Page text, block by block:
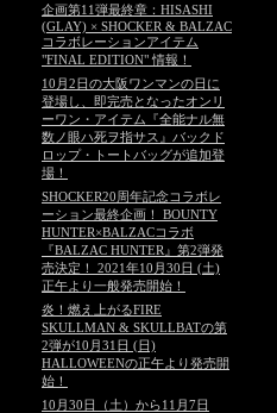
企画第11弾最終章：HISASHI
(GLAY) × SHOCKER & BALZAC
コラボレーションアイテム
"FINAL EDITION" 情報！
10月2日の大阪ワンマンの日に
登場し、即完売となったオンリ
ーワン・アイテム『全能ナル無
数ノ眼ハ死ヲ指サス』バックド
ロップ・トートバッグが追加登
場！
SHOCKER20周年記念コラボレ
ーション最終企画！ BOUNTY
HUNTER×BALZACコラボ
『BALZAC HUNTER』第2弾発
売決定！ 2021年10月30日 (土)
正午より一般発売開始！
炎！燃え上がるFIRE
SKULLMAN & SKULLBATの第
2弾が10月31日 (日)
HALLOWEENの正午より発売開
始！
10月30日（土）から11月7日